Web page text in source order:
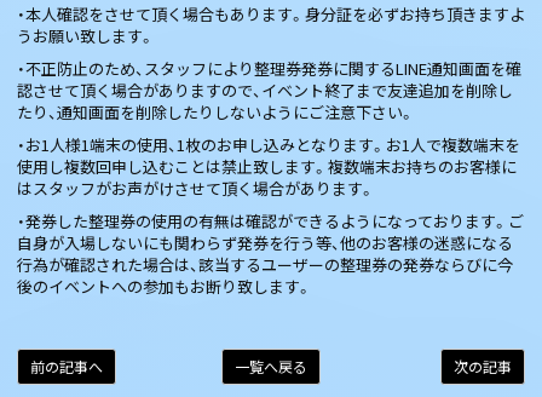
・本人確認をさせて頂く場合もあります。身分証を必ずお持ち頂きますよ
うお願い致します。
・不正防止のため、スタッフにより整理券発券に関するLINE通知画面を確
認させて頂く場合がありますので、イベント終了まで友達追加を削除し
たり、通知画面を削除したりしないようにご注意下さい。
・お1人様1端末の使用、1枚のお申し込みとなります。お1人で複数端末を
使用し複数回申し込むことは禁止致します。複数端末お持ちのお客様に
はスタッフがお声がけさせて頂く場合があります。
・発券した整理券の使用の有無は確認ができるようになっております。ご
自身が入場しないにも関わらず発券を行う等、他のお客様の迷惑になる
行為が確認された場合は、該当するユーザーの整理券の発券ならびに今
後のイベントへの参加もお断り致します。
次の記事
一覧へ戻る
前の記事へ